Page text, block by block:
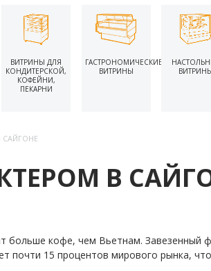
ВИТРИНЫ ДЛЯ
КОНДИТЕРСКОЙ,
КОФЕЙНИ,
ПЕКАРНИ
ГАСТРОНОМИЧЕСКИЕ
ВИТРИНЫ
В
больше кофе, чем Вьетнам. Завезенный
почти 15 процентов мирового рынка,